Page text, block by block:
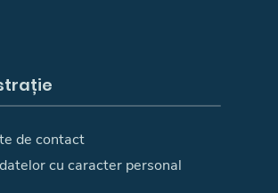
de contact
cu caracter personal